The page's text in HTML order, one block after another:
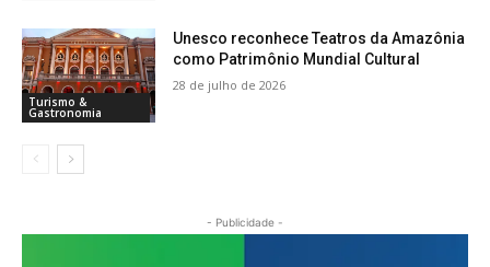
Turismo &
Gastronomia
Unesco reconhece Teatros da Amazônia
como Patrimônio Mundial Cultural
28 de julho de 2026
- Publicidade -